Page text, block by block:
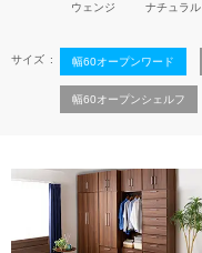
ウェンジ ナチュラル
サイズ 幅60オープンワード
幅60オープンシェルフ